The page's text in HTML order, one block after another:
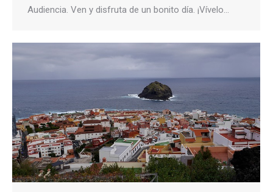
Audiencia. Ven y disfruta de un bonito día. ¡Vívelo…